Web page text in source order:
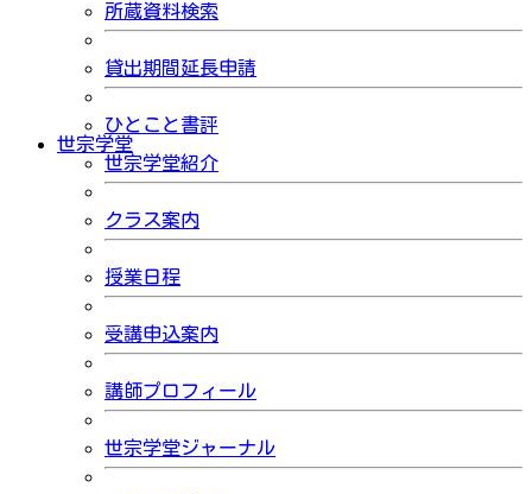
所蔵資料検索
貸出期間延長申請
ひとこと書評
世宗学堂
世宗学堂紹介
クラス案内
授業日程
受講申込案内
講師プロフィール
世宗学堂ジャーナル